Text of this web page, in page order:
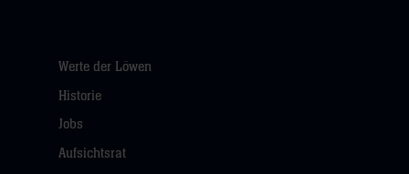
Werte der Löwen
Historie
Jobs
Aufsichtsrat